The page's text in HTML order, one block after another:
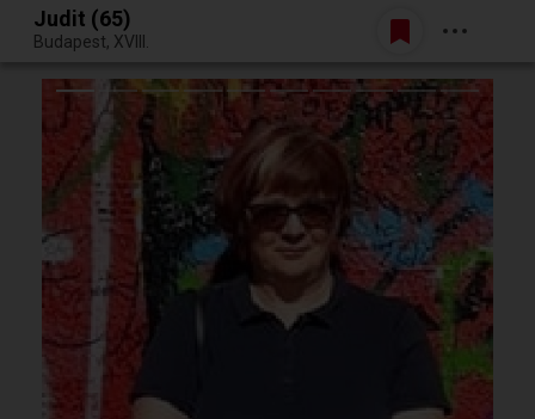
Egy jó randiból bármi lehet.
Belépés
Judit (65)
Budapest, XVIII.